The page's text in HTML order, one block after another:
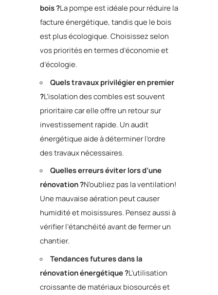
bois ?La pompe est idéale pour réduire la
facture énergétique, tandis que le bois
est plus écologique. Choisissez selon
vos priorités en termes d’économie et
d’écologie.
Quels travaux privilégier en premier
?L’isolation des combles est souvent
prioritaire car elle offre un retour sur
investissement rapide. Un audit
énergétique aide à déterminer l’ordre
des travaux nécessaires.
Quelles erreurs éviter lors d’une
rénovation ?N’oubliez pas la ventilation!
Une mauvaise aération peut causer
humidité et moisissures. Pensez aussi à
vérifier l’étanchéité avant de fermer un
chantier.
Tendances futures dans la
rénovation énergétique ?L’utilisation
croissante de matériaux biosourcés et